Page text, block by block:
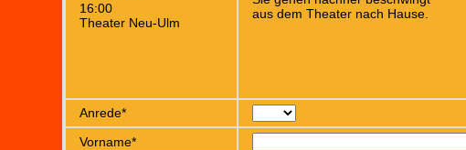
16:00
Theater Neu-Ulm
aus dem Theater nach Hause.
Anrede*
Vorname*